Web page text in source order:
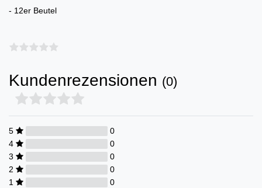
- 12er Beutel
Kundenrezensionen (0)
5
0
4
0
3
0
2
0
1
0